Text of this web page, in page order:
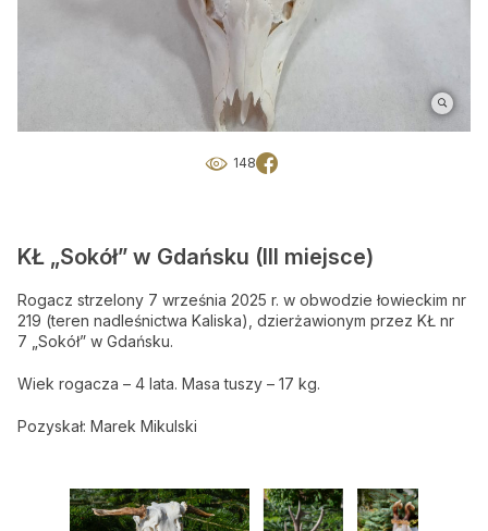
Okresy polowań
Gdzie kupić BŁ
Reklama
Mediakits (PDF)
Przeglądaj ogłoszenia
148
KŁ „Sokół” w Gdańsku (III miejsce)
Rogacz strzelony 7 września 2025 r. w obwodzie łowieckim nr
219 (teren nadleśnictwa Kaliska), dzierżawionym przez KŁ nr
7 „Sokół” w Gdańsku.
Wiek rogacza – 4 lata. Masa tuszy – 17 kg.
Pozyskał: Marek Mikulski